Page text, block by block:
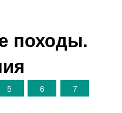
походы.
5 6
7